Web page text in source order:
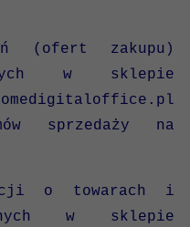
(ofert zakupu)
w sklepie
sprzedaży na
o towarach i
w sklepie